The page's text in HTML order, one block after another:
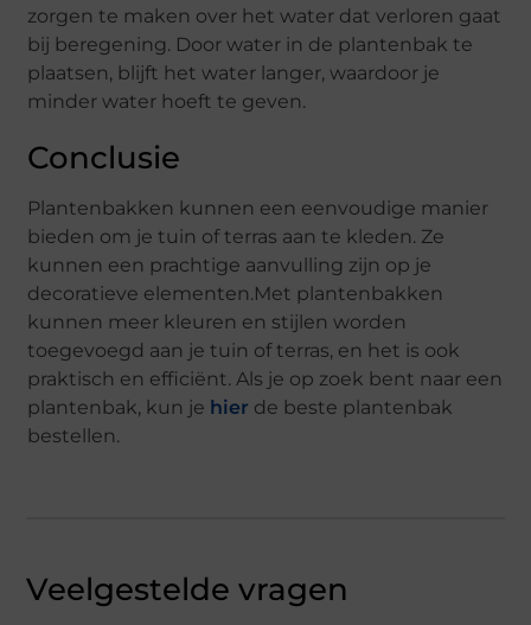
zorgen te maken over het water dat verloren gaat
bij beregening. Door water in de plantenbak te
plaatsen, blijft het water langer, waardoor je
minder water hoeft te geven.
Conclusie
Plantenbakken kunnen een eenvoudige manier
bieden om je tuin of terras aan te kleden. Ze
kunnen een prachtige aanvulling zijn op je
decoratieve elementen.Met plantenbakken
kunnen meer kleuren en stijlen worden
toegevoegd aan je tuin of terras, en het is ook
praktisch en efficiënt. Als je op zoek bent naar een
plantenbak, kun je hier de beste plantenbak
bestellen.
Veelgestelde vragen